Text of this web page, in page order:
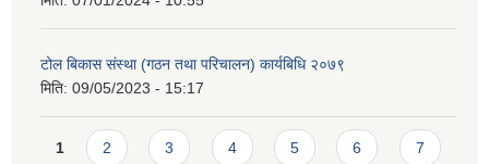
टोल बिकास संस्था (गठन तथा परिचालन) कार्यबिधि २०७९
मिति: 09/05/2023 - 15:17
Pages
1 2 3 4 5 6 7